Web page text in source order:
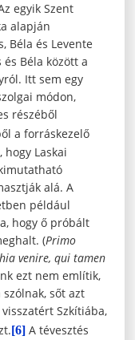
egyik Szent
alapján
Béla és Levente
Béla között a
Itt sem egy
módon,
részéből
a forráskezelő
Laskai
alá. A
például
hogy ő próbált
(Primo
venire, qui tamen
ezt nem említik,
sőt azt
Szkítiába,
[6]A tévesztés